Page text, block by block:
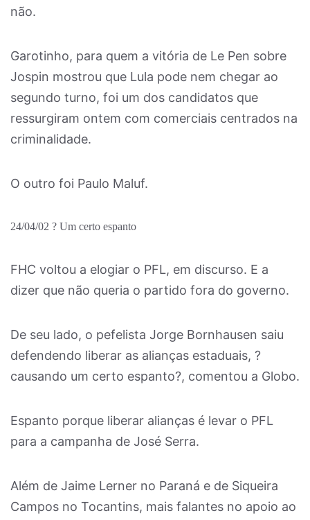
não.
Garotinho, para quem a vitória de Le Pen sobre
Jospin mostrou que Lula pode nem chegar ao
segundo turno, foi um dos candidatos que
ressurgiram ontem com comerciais centrados na
criminalidade.
O outro foi Paulo Maluf.
24/04/02 ? Um certo espanto
FHC voltou a elogiar o PFL, em discurso. E a
dizer que não queria o partido fora do governo.
De seu lado, o pefelista Jorge Bornhausen saiu
defendendo liberar as alianças estaduais, ?
causando um certo espanto?, comentou a Globo.
Espanto porque liberar alianças é levar o PFL
para a campanha de José Serra.
Além de Jaime Lerner no Paraná e de Siqueira
Campos no Tocantins, mais falantes no apoio ao